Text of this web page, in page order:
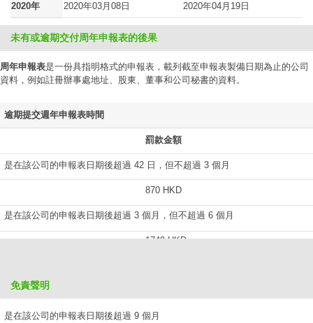
2020年 2020年03月08日 2020年04月19日
未有或逾期交付周年申報表的後果
周年申報表是一份具指明格式的申報表，載列截至申報表製備日期為止的公司
資料，例如註冊辦事處地址、股東、董事和公司秘書的資料。
逾期提交週年申報表時間
罰款金額
是在該公司的申報表日期後超過 42 日，但不超過 3 個月
870 HKD
是在該公司的申報表日期後超過 3 個月，但不超過 6 個月
1740 HKD
是在該公司的申報表日期後超過 9 個月
免責聲明